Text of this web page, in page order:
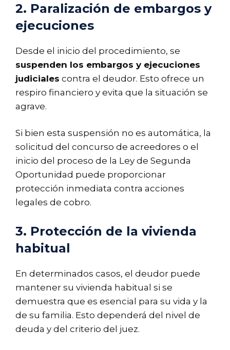
2. Paralización de embargos y
ejecuciones
Desde el inicio del procedimiento, se
suspenden los embargos y ejecuciones
judiciales contra el deudor. Esto ofrece un
respiro financiero y evita que la situación se
agrave.
Si bien esta suspensión no es automática, la
solicitud del concurso de acreedores o el
inicio del proceso de la Ley de Segunda
Oportunidad puede proporcionar
protección inmediata contra acciones
legales de cobro.
3. Protección de la vivienda
habitual
En determinados casos, el deudor puede
mantener su vivienda habitual si se
demuestra que es esencial para su vida y la
de su familia. Esto dependerá del nivel de
deuda y del criterio del juez.